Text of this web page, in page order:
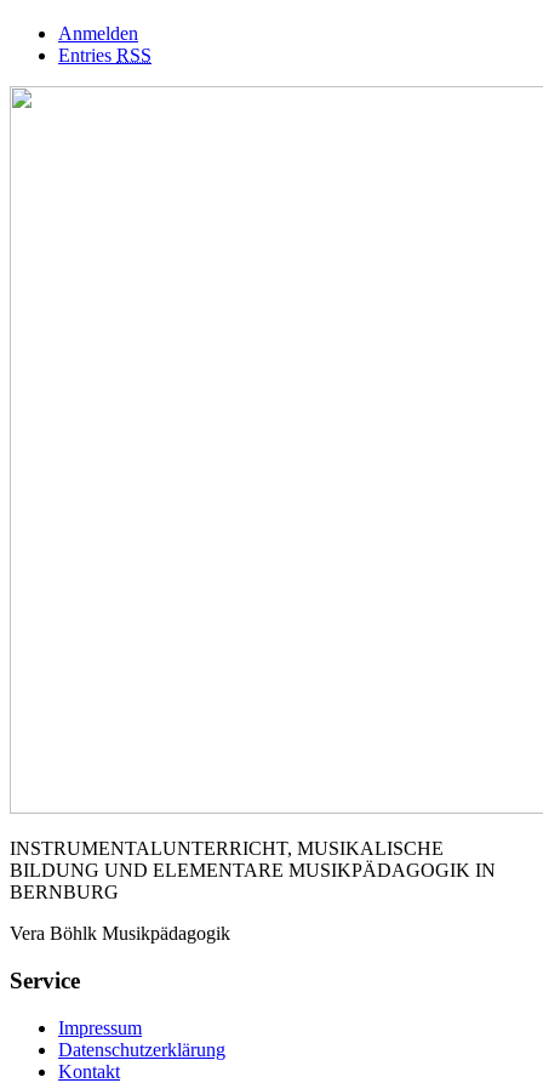
Anmelden
Entries RSS
INSTRUMENTALUNTERRICHT, MUSIKALISCHE
BILDUNG UND ELEMENTARE MUSIKPÄDAGOGIK IN
BERNBURG
Vera Böhlk Musikpädagogik
Service
Impressum
Datenschutzerklärung
Kontakt